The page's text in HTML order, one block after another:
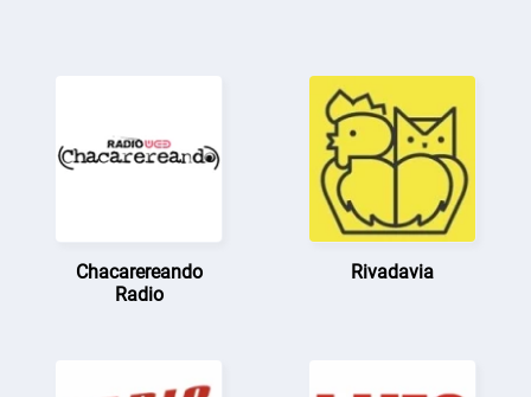
Chacarereando
Radio
Rivadavia